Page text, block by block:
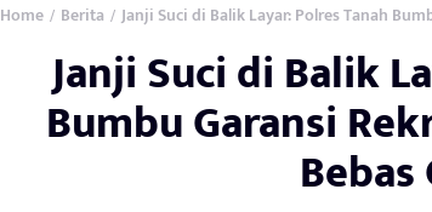
Home / Berita / Janji Suci di Balik Layar: Polres Tanah
Janji Suci di Balik
Bumbu Garansi
Bebas